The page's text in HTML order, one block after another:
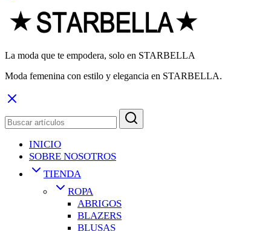
La moda que te empodera, solo en STARBELLA
Moda femenina con estilo y elegancia en STARBELLA.
INICIO
SOBRE NOSOTROS
TIENDA
ROPA
ABRIGOS
BLAZERS
BLUSAS